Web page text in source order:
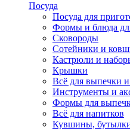
Посуда
Посуда для
Формы и блюда
Сковороды
Сотейники и
Кастрюли и
Крышки
Всё для выпечки и
Инструменты и
Формы для
Всё для напитков
Кувшины,